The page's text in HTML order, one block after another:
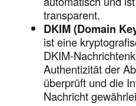
transparent.
DKIM (Domain
ist eine
DKIM-
Authentizität der
überprüft und die
Nachricht